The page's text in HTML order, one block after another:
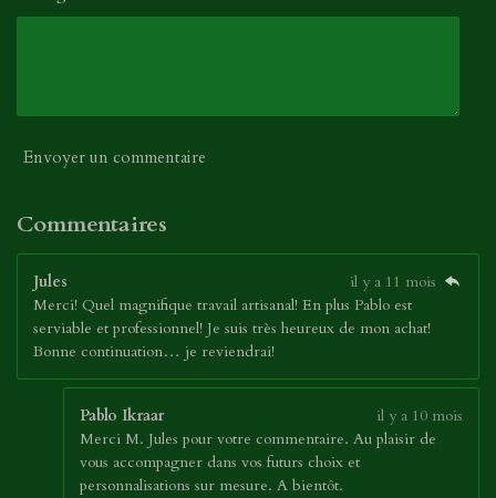
Envoyer un commentaire
Commentaires
Jules
il y a 11 mois
Merci! Quel magnifique travail artisanal! En plus Pablo est
serviable et professionnel! Je suis très heureux de mon achat!
Bonne continuation… je reviendrai!
Pablo Ikraar
il y a 10 mois
Merci M. Jules pour votre commentaire. Au plaisir de
vous accompagner dans vos futurs choix et
personnalisations sur mesure. A bientôt.